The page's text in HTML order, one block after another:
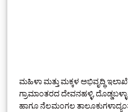
ಮಹಿಳಾ ಮತ್ತು ಮಕ್ಕಳ ಅಭಿವೃದ್ಧಿ
ಗ್ರಾಮಾಂತರದ ದೇವನಹಳ್ಳಿ,
ಹಾಗೂ ನೆಲಮಂಗಲ